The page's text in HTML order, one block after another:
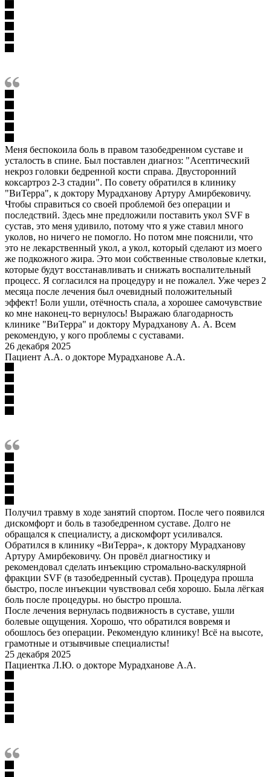
Меня беспокоила боль в правом тазобедренном суставе и
усталость в спине. Был поставлен диагноз: "Асептический
некроз головки бедренной кости справа. Двусторонний
коксартроз 2-3 стадии". По совету обратился в клинику
"ВиТерра", к доктору Мурадханову Артуру Амирбековичу.
Чтобы справиться со своей проблемой без операции и
последствий. Здесь мне предложили поставить укол SVF в
сустав, это меня удивило, потому что я уже ставил много
уколов, но ничего не помогло. Но потом мне пояснили, что
это не лекарственный укол, а укол, который сделают из моего
же подкожного жира. Это мои собственные стволовые клетки,
которые будут восстанавливать и снижать воспалительный
процесс. Я согласился на процедуру и не пожалел. Уже через 2
месяца после лечения был очевидный положительный
эффект! Боли ушли, отёчность спала, а хорошее самочувствие
ко мне наконец-то вернулось! Выражаю благодарность
клинике "ВиТерра" и доктору Мурадханову А. А. Всем
рекомендую, у кого проблемы с суставами.
26 декабря 2025
Пациент А.А. о докторе Мурадханове А.А.
Получил травму в ходе занятий спортом. После чего появился
дискомфорт и боль в тазобедренном суставе. Долго не
обращался к специалисту, а дискомфорт усиливался.
Обратился в клинику «ВиТерра», к доктору Мурадханову
Артуру Амирбековичу. Он провёл диагностику и
рекомендовал сделать инъекцию стромально-васкулярной
фракции SVF (в тазобедренный сустав). Процедура прошла
быстро, после инъекции чувствовал себя хорошо. Была лёгкая
боль после процедуры. но быстро прошла.
После лечения вернулась подвижность в суставе, ушли
болевые ощущения. Хорошо, что обратился вовремя и
обошлось без операции. Рекомендую клинику! Всё на высоте,
грамотные и отзывчивые специалисты!
25 декабря 2025
Пациентка Л.Ю. о докторе Мурадханове А.А.